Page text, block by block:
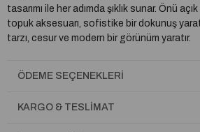
tasarımı ile her adımda şıklık sunar. Önü
topuk aksesuarı, sofistike bir dokunuş
tarzı, cesur ve modern bir görünüm yaratır.
bir dokunuş sağlar. Yumuşak yapısı, rahatlık
taban ise mükemmel konfor sunar, her
ÖDEME SEÇENEKLERI
KARGO & TESLIMAT